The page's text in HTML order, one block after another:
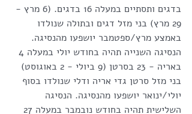
בדגים ותסתיים במעלה 16 בדגים. (6 מרץ -
29 מרץ) בני מזל דגים ובתולה שנולדו
באמצע מרץ/ספטמבר יושפעו מהנסיגה.
באריה - 23 בסרטן (9 ביולי - 2 באוגוסט)
בני מזל סרטן גדי אריה ודלי שנולדו בסוף
יולי/ינואר יושפעו מהנסיגה. הנסיגה